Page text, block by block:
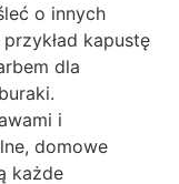
o innych
kapustę
dla
i
domowe
każde